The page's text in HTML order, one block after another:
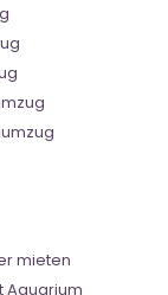
mieten
Aquarium